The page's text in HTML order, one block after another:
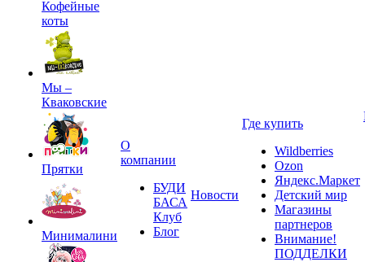
Кофейные
коты
Мы –
Кваковские
Прятки
Минималини
О
компании
БУДИ
БАСА
Клуб
Блог
Новости
Где купить
Wildberries
Ozon
Яндекс.Маркет
Детский мир
Магазины
партнеров
Внимание!
ПОДДЕЛКИ